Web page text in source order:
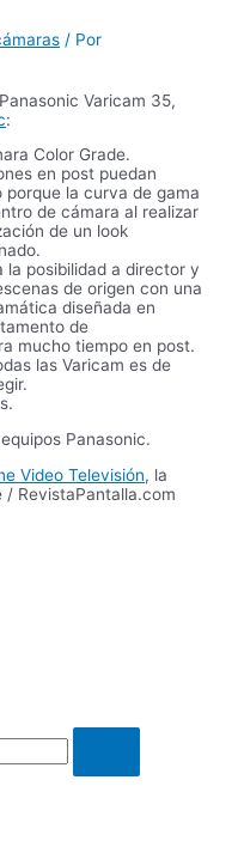
/ Por
Varicam 35,
:
Color Grade.
en post puedan
porque la curva de gama
de cámara al realizar
de un look
la posibilidad a director y
de origen con una
diseñada en
de
mucho tiempo en post.
las Varicam es de
Panasonic.
Video Televisión, la
/ RevistaPantalla.com